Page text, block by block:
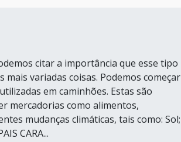
citar a importância que esse tipo
variadas coisas. Podemos começar
em caminhões. Estas são
mercadorias como alimentos,
mudanças climáticas, tais como: Sol;
CARA...